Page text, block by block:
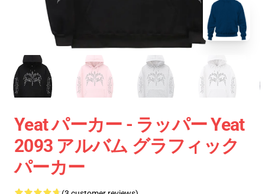
Yeat パーカー - ラッパー Yeat
2093 アルバム グラフィック
パーカー